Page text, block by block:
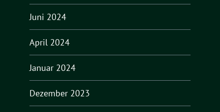
Juni 2024
April 2024
Januar 2024
Dezember 2023